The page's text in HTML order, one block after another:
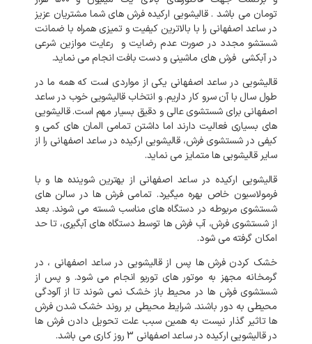
تومان می باشد .قالیشویی ارکیده فرش های شما مشتریان عزیز
در ساعد اصفهانی را با بالاترین کیفیت و تمیزی همراه با ضمانت
شستشو مجدد در صورت عدم رضایت و رعایت موازین شرعی
در آبکشی فرش های ماشینی و دست بافت انجام می نماید.
قالیشویی در ساعد اصفهانی یکی از مواردی است که همه ما در
طول سال باآن سرو کار داریم.و انتخاب قالیشویی خوب در ساعد
اصفهانی برای شستشوی عالی و دقیق بسیار مهم است.قالیشویی
های بسیاری فعالیت دارند اما داشتن تمامی المان های کمی و
کیفی در شستشوی فرش، قالیشویی ارکیده در ساعد اصفهانی را از
سایر قالیشویی ها متمایز می نماید.
قالیشویی ارکیده در ساعد اصفهانی از بهترین شوینده ها و با
فرمولاسیون خاص بهره میگیرد. تمامی فرش ها در سالن های
شستشوی مربوطه در دستگاه های مناسب شسته می شوند. بعد
از شستشوی فرش، آب فرش ها توسط دستگاه های آبگیری، تا حد
امکان گرفته می شود.
خشک کردن فرش ها پس از قالیشویی در ساعد اصفهانی ، در
گرمخانه مجهز به موتور های توربو انجام می شود. و پس از
شستشوی فرش ها در محیط باز خشک نمی شوند تا از آلودگی
محیطی به دور باشند. شرایط محیطی بر روند خشک شدن فرش
ها تاثیر گذار نیست به همین سبب علت تحویل دادن فرش ها
در قالیشویی ارکیده در ساعد اصفهانی روز کاری می باشد.